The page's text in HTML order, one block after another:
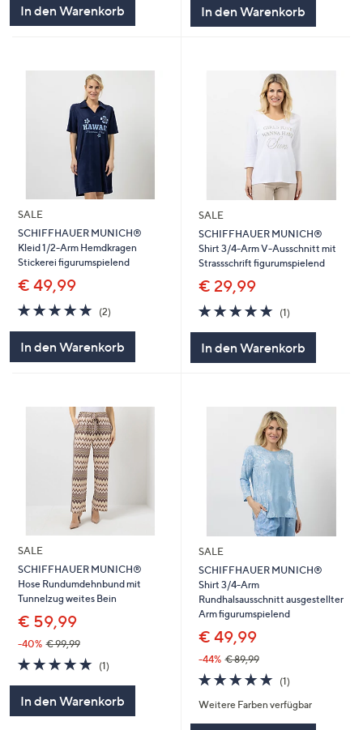
In den Warenkorb In den Warenkorb
SALE
SCHIFFHAUER MUNICH®
Kleid 1/2-Arm Hemdkragen
Stickerei figurumspielend
€ 49,99
5.0
von
(2)2
In den Warenkorb
SALE
SCHIFFHAUER MUNICH®
Shirt 3/4-Arm V-Ausschnitt mit
Strassschrift figurumspielend
€ 29,99
5.0
von
(1)1
In den Warenkorb
SALE
SCHIFFHAUER MUNICH®
Hose Rundumdehnbund mit
Tunnelzug weites Bein
€ 59,99
-40% € 99,99
5.0
von
(1)1
In den Warenkorb
SALE
SCHIFFHAUER MUNICH®
Shirt 3/4-Arm
Rundhalsausschnitt ausgestellter
Arm figurumspielend
€ 49,99
-44% € 89,99
5.0
von
5
(1)1
Weitere Farben verfügbar